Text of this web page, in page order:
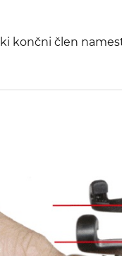
končni člen